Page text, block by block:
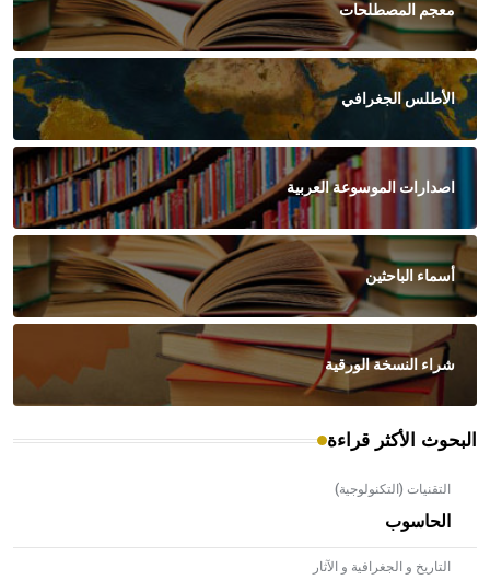
معجم المصطلحات
الأطلس الجغرافي
اصدارات الموسوعة العربية
أسماء الباحثين
شراء النسخة الورقية
البحوث الأكثر قراءة
التقنيات (التكنولوجية)
الحاسوب
التاريخ و الجغرافية و الآثار